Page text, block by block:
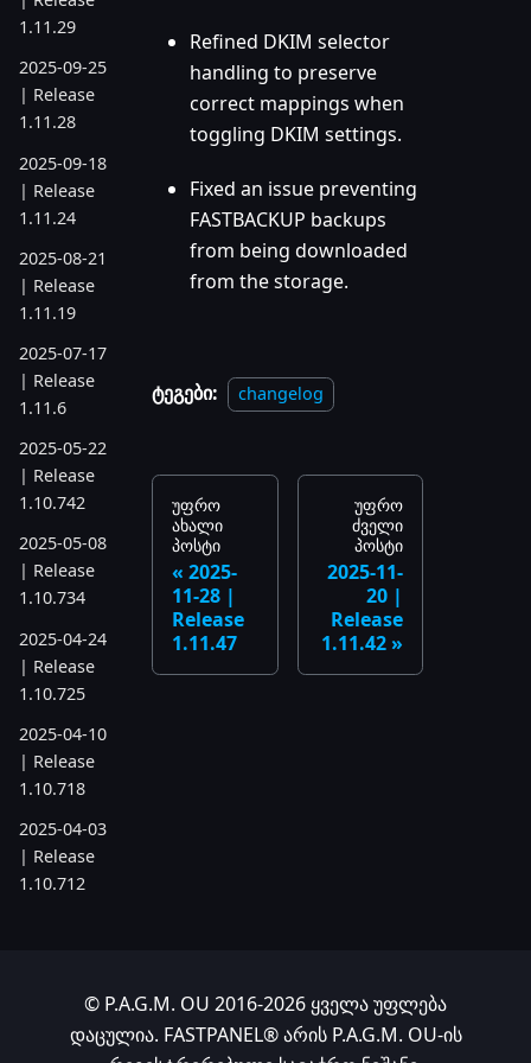
1.11.29
2025-09-25
| Release
1.11.28
2025-09-18
| Release
1.11.24
2025-08-21
| Release
1.11.19
2025-07-17
| Release
1.11.6
2025-05-22
| Release
1.10.742
2025-05-08
| Release
1.10.734
2025-04-24
| Release
1.10.725
2025-04-10
| Release
1.10.718
2025-04-03
| Release
1.10.712
2025-03-06
| Release
Refined DKIM selector
handling to preserve
correct mappings when
toggling DKIM settings.
Fixed an issue preventing
FASTBACKUP backups
from being downloaded
from the storage.
ტეგები: changelog
უფრო
ახალი
პოსტი
2025-
11-28 |
Release
1.11.47
უფრო
ძველი
პოსტი
2025-11-
20 |
Release
1.11.42
© P.A.G.M. OU 2016-2026 ყველა უფლება
დაცულია. FASTPANEL® არის P.A.G.M. OU-ის